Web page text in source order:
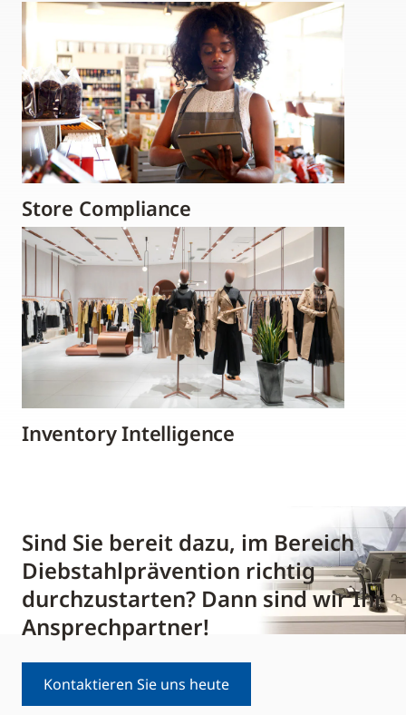
Store Compliance
Inventory Intelligence
Sind Sie bereit dazu, im Bereich
Diebstahlprävention richtig
durchzustarten? Dann sind wir Ihr
Ansprechpartner!
Kontaktieren Sie uns heute